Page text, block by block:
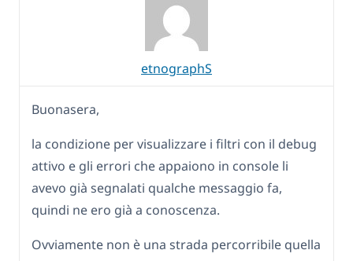
etnographS
Buonasera,
la condizione per visualizzare i filtri con il debug
attivo e gli errori che appaiono in console li
avevo già segnalati qualche messaggio fa,
quindi ne ero già a conoscenza.
Ovviamente non è una strada percorribile quella